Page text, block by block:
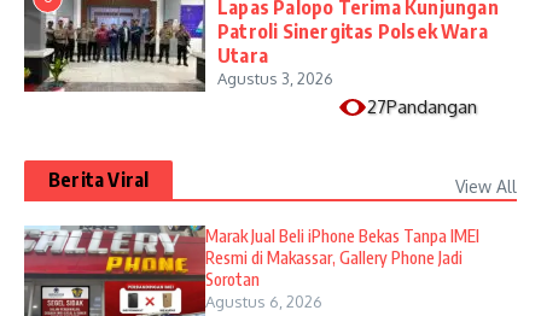
Lapas Palopo Terima Kunjungan
Patroli Sinergitas Polsek Wara
Utara
Agustus 3, 2026
27Pandangan
Berita Viral View All
​Marak Jual Beli iPhone Bekas Tanpa IMEI
Resmi di Makassar, Gallery Phone Jadi
Sorotan
Agustus 6, 2026